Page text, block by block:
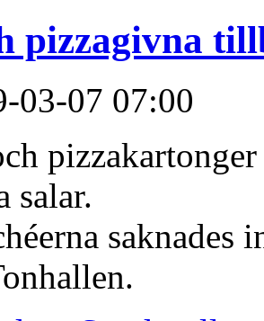
pizzagivna
03-07 07:00
salar.
saknades